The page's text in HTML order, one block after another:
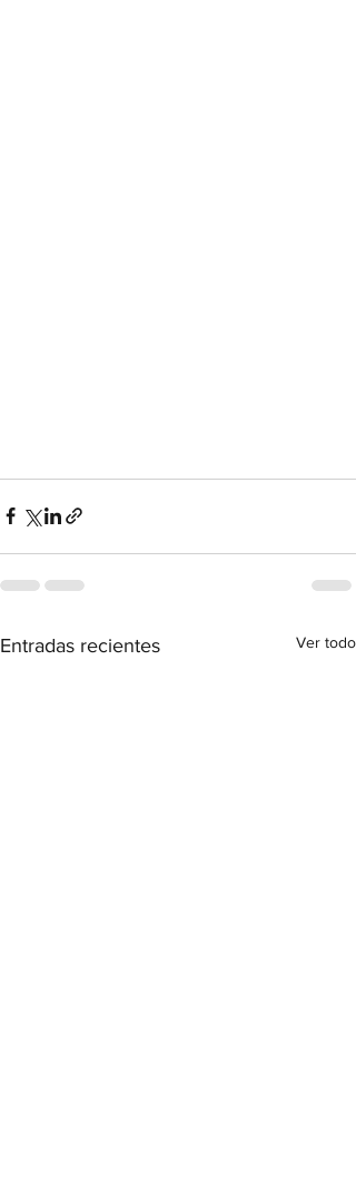
Entradas recientes Ver todo